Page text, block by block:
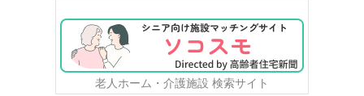
老人ホーム・介護施設 検索サイト